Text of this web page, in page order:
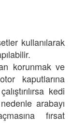
kullanılarak
korunmak ve
kaputlarına
kedi
arabayı
fırsat